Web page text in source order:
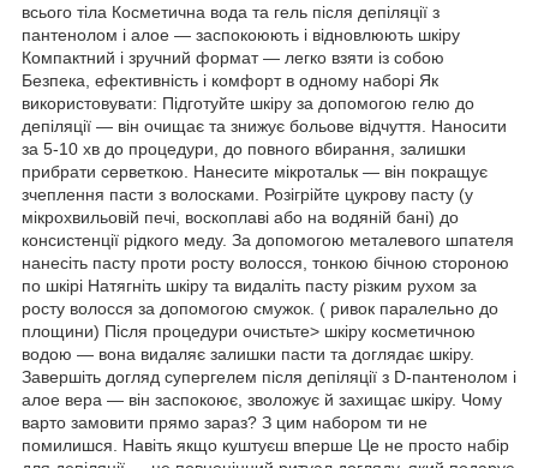
всього тіла Косметична вода та гель після депіляції з
пантенолом і алое — заспокоюють і відновлюють шкіру
Компактний і зручний формат — легко взяти із собою
Безпека, ефективність і комфорт в одному наборі Як
використовувати: Підготуйте шкіру за допомогою гелю до
депіляції — він очищає та знижує больове відчуття. Наносити
за 5-10 хв до процедури, до повного вбирання, залишки
прибрати серветкою. Нанесите мікротальк — він покращує
зчеплення пасти з волосками. Розігрійте цукрову пасту (у
мікрохвильовій печі, воскоплаві або на водяній бані) до
консистенції рідкого меду. За допомогою металевого шпателя
нанесіть пасту проти росту волосся, тонкою бічною стороною
по шкірі Натягніть шкіру та видаліть пасту різким рухом за
росту волосся за допомогою смужок. ( ривок паралельно до
площини) Після процедури очистьте> шкіру косметичною
водою — вона видаляє залишки пасти та доглядає шкіру.
Завершіть догляд супергелем після депіляції з D-пантенолом і
алое вера — він заспокоює, зволожує й захищає шкіру. Чому
варто замовити прямо зараз? З цим набором ти не
помилишся. Навіть якщо куштуєш вперше Це не просто набір